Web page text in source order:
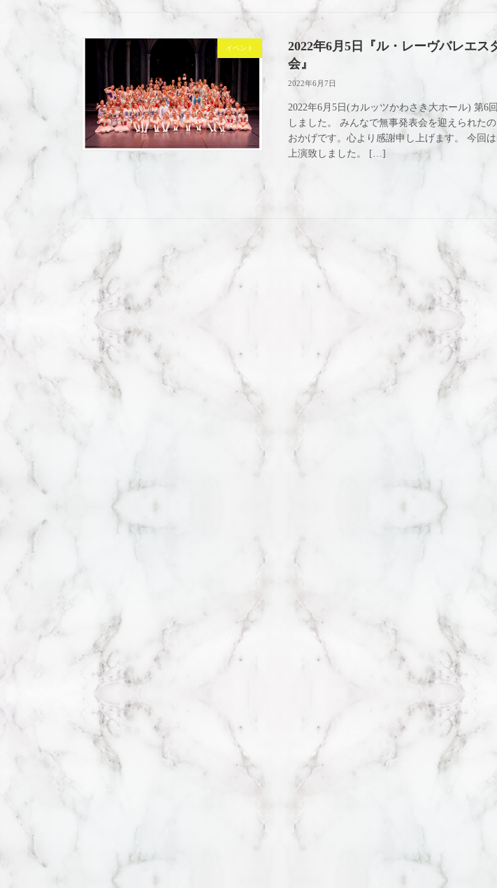
イベント
2022年6月5日『ル・レーヴバレエス
会』
2022年6月7日
2022年6月5日(カルッツかわさき大ホール) 第6
しました。 みんなで無事発表会を迎えられた
おかげです。心より感謝申し上げます。 今回
上演致しました。 […]